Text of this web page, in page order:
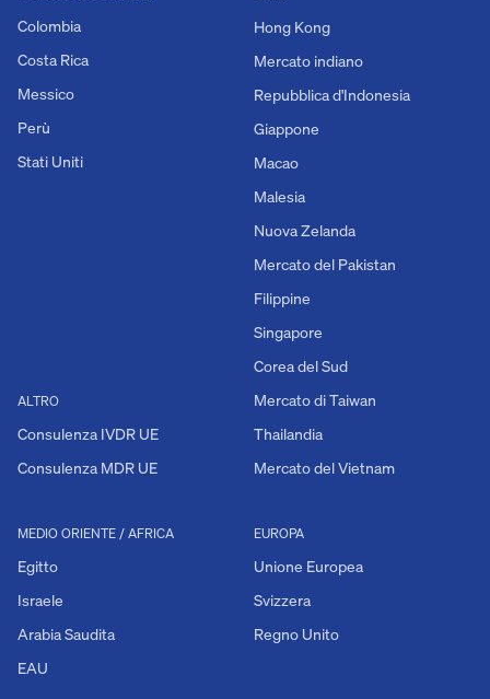
Colombia
Costa Rica
Messico
Perù
Stati Uniti
ALTRO
Consulenza IVDR UE
Consulenza MDR UE
EUROPA
Unione Europea
Svizzera
Regno Unito
MEDIO ORIENTE / AFRICA
Egitto
Israele
Arabia Saudita
EAU
Hong Kong
Mercato indiano
Repubblica d'Indonesia
Giappone
Macao
Malesia
Nuova Zelanda
Mercato del Pakistan
Filippine
Singapore
Corea del Sud
Mercato di Taiwan
Thailandia
Mercato del Vietnam